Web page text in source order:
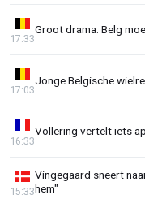
Groot drama: Belg
17:33
Jonge Belgische
17:03
Vollering vertelt iets
16:33
Vingegaard sneert
hem"
15:33